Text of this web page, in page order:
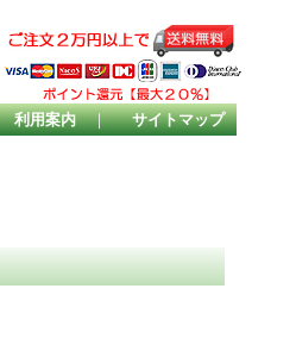
利用案内 ｜ サイトマップ